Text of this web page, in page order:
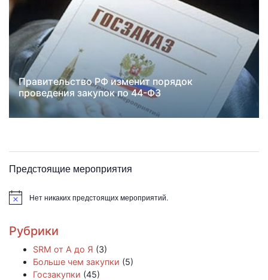
Новости
госзакупка
госконтракт
изменения в госзакупках
Правительство РФ изменит порядок
проведения закупок по 44-ФЗ
Предстоящие мероприятия
ЗаметкаНет никаких предстоящих мероприятий.
Рубрики
SRM от А до Я (3)
Больше чем закупки (5)
Госзакупки (45)